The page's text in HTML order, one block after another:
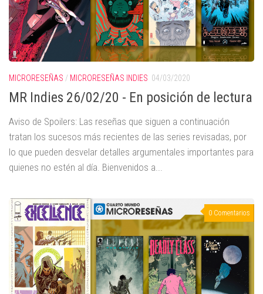
MICRORESEÑAS / MICRORESEÑAS INDIES 04/03/2020
MR Indies 26/02/20 - En posición de lectura
Aviso de Spoilers: Las reseñas que siguen a continuación
tratan los sucesos más recientes de las series revisadas, por
lo que pueden desvelar detalles argumentales importantes para
quienes no estén al día. Bienvenidos a...
0 Comentarios